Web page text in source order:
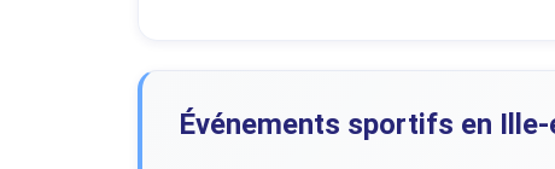
Événements sportifs en